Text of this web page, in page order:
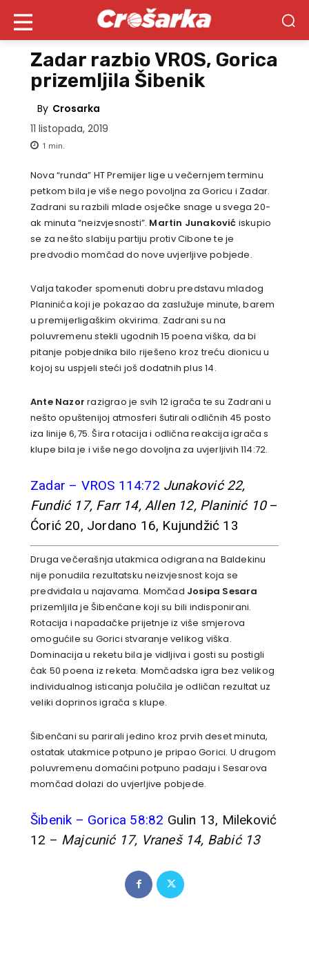
Zadar razbio VROS, Gorica
prizemljila Šibenik
By Crosarka
11 listopada, 2019
1 min.
Nova “runda” HT Premijer lige u večernjem terminu
petkom bila je više nego povoljna za Goricu i Zadar.
Zadrani su razbili mlade osječke snage u svega 20-
ak minuta “neizvjesnosti”. Martin Junaković iskupio
se za nešto slabiju partiju protiv Cibone te je
predvodio momčad do nove uvjerljive pobjede.
Valja također spomenuti dobru predstavu mladog
Planinića koji je pokazao da zaslužuje minute, barem
u premijerligaškim okvirima. Zadrani su na
poluvremenu stekli ugodnih 15 poena viška, da bi
pitanje pobjednika bilo riješeno kroz treću dionicu u
kojoj su uspjeli steći još dodatnih plus 14.
Ante Nazor razigrao je svih 12 igrača te su Zadrani u
nešto opuštenijoj atmosferi šutirali odličnih 45 posto
iza linije 6,75. Šira rotacija i odlična reakcija igrača s
klupe bila je i više nego dovoljna za uvjerljivih 114:72.
Zadar – VROS 114:72 Junaković 22,
Fundić 17, Farr 14, Allen 12, Planinić 10–
Ćorić 20, Jordano 16, Kujundžić 13
Druga večerašnja utakmica odigrana na Baldekinu
nije ponudila rezultatsku neizvjesnost koja se
predviđala u najavama. Momčad Josipa Sesara
prizemljila je Šibenčane koji su bili indisponirani.
Rotacija i napadačke prijetnje iz više smjerova
omogućile su Gorici stvaranje velikog viška.
Dominacija u reketu bila je vidljiva i gosti su postigli
čak 50 poena iz reketa. Momčadska igra bez velikog
individualnog isticanja polučila je odličan rezultat uz
veliki doprinos igrača s klupe.
Šibenčani su parirali jedino kroz prvih deset minuta,
ostatak utakmice potpuno je pripao Gorici. U drugom
poluvremenu domaćini potpuno padaju i Sesarova
momčad dolazi do uvjerljive pobjede.
Šibenik – Gorica 58:82 Gulin 13, Mileković
12 – Majcunić 17, Vraneš 14, Babić 13